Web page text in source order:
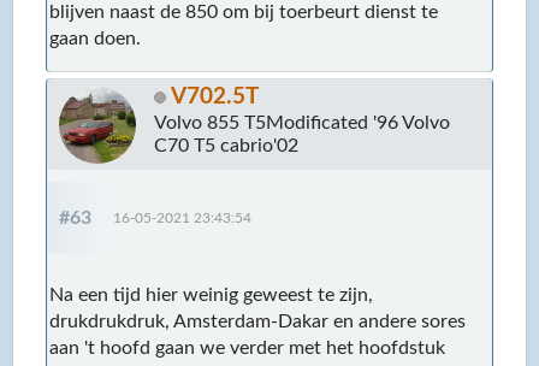
blijven naast de 850 om bij toerbeurt dienst te
gaan doen.
V702.5T
Volvo 855 T5Modificated '96 Volvo
C70 T5 cabrio'02
#63 16-05-2021 23:43:54
Na een tijd hier weinig geweest te zijn,
drukdrukdruk, Amsterdam-Dakar en andere sores
aan 't hoofd gaan we verder met het hoofdstuk